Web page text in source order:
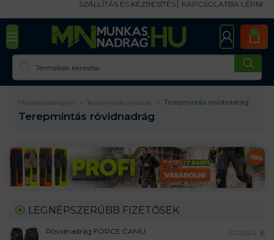
SZÁLLÍTÁS ÉS KÉZBESÍTÉS KAPCSOLATBA LÉPNI
0
Munkasnadrag.hu Terepmintás ruházat Terepmintás rövidnadrág
Terepmintás rövidnadrág
LEGNÉPSZERŰBB FIZETŐSEK
Rövidnadrág FORCE CAMU
6